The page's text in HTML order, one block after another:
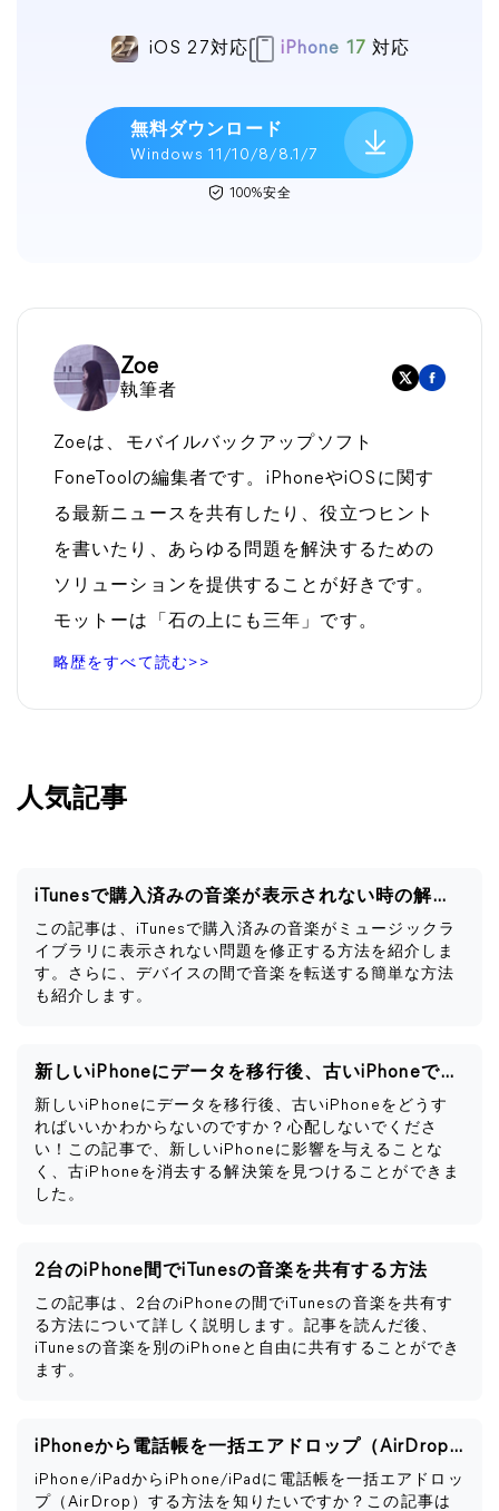
iOS 27対応 iPhone 17 対応
無料ダウンロード
Windows 11/10/8/8.1/7
100%安全
Zoe
執筆者
Zoeは、モバイルバックアップソフト
FoneToolの編集者です。iPhoneやiOSに関す
る最新ニュースを共有したり、役立つヒント
を書いたり、あらゆる問題を解決するための
ソリューションを提供することが好きです。
モットーは「石の上にも三年」です。
略歴をすべて読む>>
人気記事
iTunesで購入済みの音楽が表示されない時の解決策
この記事は、iTunesで購入済みの音楽がミュージックラ
イブラリに表示されない問題を修正する方法を紹介しま
す。さらに、デバイスの間で音楽を転送する簡単な方法
も紹介します。
新しいiPhoneにデータを移行後、古いiPhoneですべきこと
新しいiPhoneにデータを移行後、古いiPhoneをどうす
ればいいかわからないのですか？心配しないでくださ
い！この記事で、新しいiPhoneに影響を与えることな
く、古iPhoneを消去する解決策を見つけることができま
した。
2台のiPhone間でiTunesの音楽を共有する方法
この記事は、2台のiPhoneの間でiTunesの音楽を共有す
る方法について詳しく説明します。記事を読んだ後、
iTunesの音楽を別のiPhoneと自由に共有することができ
ます。
iPhoneから電話帳を一括エアドロップ（AirDrop）する方法
iPhone/iPadからiPhone/iPadに電話帳を一括エアドロッ
プ（AirDrop）する方法を知りたいですか？この記事は